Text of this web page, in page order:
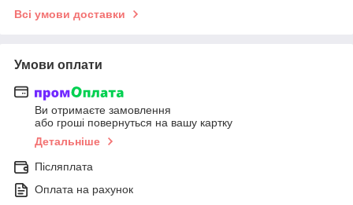
Всі умови доставки
Умови оплати
Ви отримаєте замовлення
або гроші повернуться на вашу картку
Детальніше
Післяплата
Оплата на рахунок